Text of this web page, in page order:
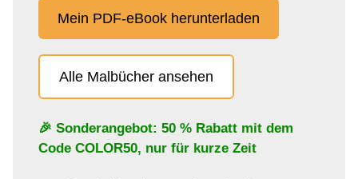
Mein PDF-eBook herunterladen
Alle Malbücher ansehen
🎉 Sonderangebot: 50 % Rabatt mit dem
Code COLOR50, nur für kurze Zeit